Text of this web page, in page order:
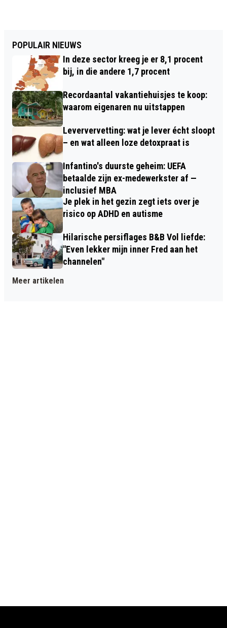
POPULAIR NIEUWS
In deze sector kreeg je er 8,1 procent
bij, in die andere 1,7 procent
Recordaantal vakantiehuisjes te koop:
waarom eigenaren nu uitstappen
Leververvetting: wat je lever écht sloopt
– en wat alleen loze detoxpraat is
Infantino's duurste geheim: UEFA
betaalde zijn ex-medewerkster af —
inclusief MBA
Je plek in het gezin zegt iets over je
risico op ADHD en autisme
Hilarische persiflages B&B Vol liefde:
"Even lekker mijn inner Fred aan het
channelen"
Meer artikelen